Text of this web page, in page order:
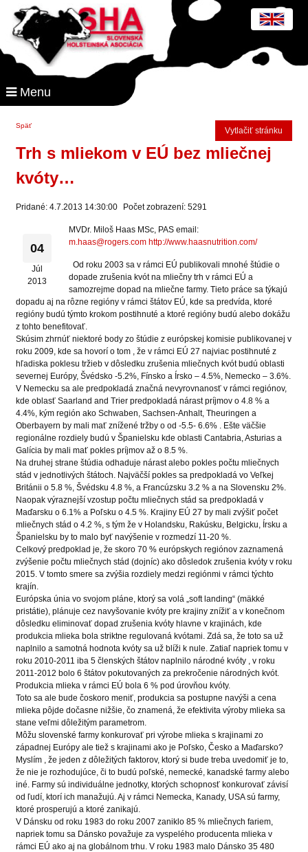
Menu
Späť
Vytlačiť stránku
Trh s mliekom v EÚ bez mliečnej
kvóty…
Pridané: 4.7.2013 14:30:00 Počet zobrazení: 5291
04
Júl
2013
MVDr. Miloš Haas MSc, PAS email:
m.haas@rogers.com http://www.haasnutrition.com/
Od roku 2003 sa v rámci EÚ publikovali mnohé štúdie o
dopade zrušenia kvót na mliečny trh v rámci EÚ a
samozrejme dopad na mliečne farmy. Tieto práce sa týkajú
dopadu aj na rôzne regióny v rámci štátov EÚ, kde sa predvída, ktoré
regióny budú týmto krokom postihnuté a ktoré regióny budú alebo dokážu
z tohto benefitovať.
Skúsim zhrnúť niektoré body zo štúdie z európskej komisie publikovanej v
roku 2009, kde sa hovorí o tom , že v rámci EÚ 27 najviac postihnuté z
hľadiska poklesu tržieb v dôsledku zrušenia mliečnych kvót budú oblasti
severnej Európy, Švédsko -5.2%, Fínsko a Írsko – 4.5%, Nemecko – 3.6%.
V Nemecku sa ale predpokladá značná nevyrovnanosť v rámci regiónov,
kde oblasť Saarland and Trier predpokladá nárast príjmov o 4.8 % a
4.4%, kým región ako Schwaben, Sachsen-Anhalt, Theuringen a
Oberbayern by mali mať znížené tržby o od -5.5- 6.6% . Ešte väčšie
regionálne rozdiely budú v Španielsku kde oblasti Cantabria, Asturias a
Galícia by mali mať pokles príjmov až o 8.5 %.
Na druhej strane štúdia odhaduje nárast alebo pokles počtu mliečnych
stád v jednotlivých štátoch. Najväčší pokles sa predpokladá vo Veľkej
Británii o 5.8 %, Švédsku 4.8 %, a Francúzsku 3.2 % a na Slovensku 2%.
Naopak výraznejší vzostup počtu mliečnych stád sa predpokladá v
Maďarsku o 6.1% a Poľsku o 4.5 %. Krajiny EÚ 27 by mali zvýšiť počet
mliečnych stád o 4.2 %, s tým že v Holandsku, Rakúsku, Belgicku, Írsku a
Španielsku by to malo byť navýšenie v rozmedzí 11-20 %.
Celkový predpoklad je, že skoro 70 % európskych regiónov zaznamená
zvýšenie počtu mliečnych stád (dojníc) ako dôsledok zrušenia kvóty v roku
2015. V tomto smere sa zvýšia rozdiely medzi regiónmi v rámci týchto
krajín.
Európska únia vo svojom pláne, ktorý sa volá „soft landing“ (mäkké
pristátie), plánuje cez navyšovanie kvóty pre krajiny znížiť a v konečnom
dôsledku eliminovať dopad zrušenia kvóty hlavne v krajinách, kde
produkcia mlieka bola striktne regulovaná kvótami. Zdá sa, že toto sa už
naplnilo a samotná hodnota kvóty sa už blíži k nule. Zatiaľ napriek tomu v
roku 2010-2011 iba 5 členských štátov naplnilo národné kvóty , v roku
2011-2012 bolo 6 štátov pokutovaných za prekročenie národných kvót.
Produkcia mlieka v rámci EÚ bola 6 % pod úrovňou kvóty.
Toto sa ale bude čoskoro meniť, produkcia sa postupne navýši a cena
mlieka pôjde dočasne nižšie, čo znamená, že efektivita výroby mlieka sa
stane veľmi dôležitým parametrom.
Môžu slovenské farmy konkurovať pri výrobe mlieka s krajinami zo
západnej Európy ale tiež s krajinami ako je Poľsko, Česko a Maďarsko?
Myslím , že jeden z dôležitých faktorov, ktorý si bude treba uvedomiť je to,
že nie je rozhodujúce, či to budú poľské, nemecké, kanadské farmy alebo
iné. Farmy sú individuálne jednotky, ktorých schopnosť konkurovať závisí
od ľudí, ktorí ich manažujú. Aj v rámci Nemecka, Kanady, USA sú farmy,
ktoré prosperujú a ktoré zanikajú.
V Dánsku od roku 1983 do roku 2007 zaniklo 85 % mliečnych fariem,
napriek tomu sa Dánsko považuje za vyspelého producenta mlieka v
rámci EÚ ako aj na globálnom trhu. V roku 1983 malo Dánsko 35 480